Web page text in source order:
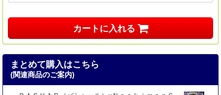
カートに入れる
まとめて購入はこちら
(関連商品のご案内)